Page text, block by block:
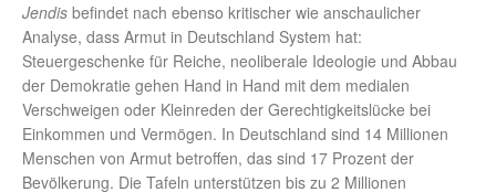
Jendis befindet nach ebenso kritischer wie anschaulicher
Analyse, dass Armut in Deutschland System hat:
Steuergeschenke für Reiche, neoliberale Ideologie und Abbau
der Demokratie gehen Hand in Hand mit dem medialen
Verschweigen oder Kleinreden der Gerechtigkeitslücke bei
Einkommen und Vermögen. In Deutschland sind 14 Millionen
Menschen von Armut betroffen, das sind 17 Prozent der
Bevölkerung. Die Tafeln unterstützen bis zu 2 Millionen